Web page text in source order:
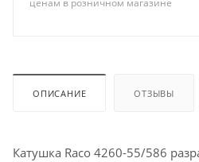
ценам в розничном магазине
ОПИСАНИЕ ОТЗЫВЫ
Катушка Raco 4260-55/586